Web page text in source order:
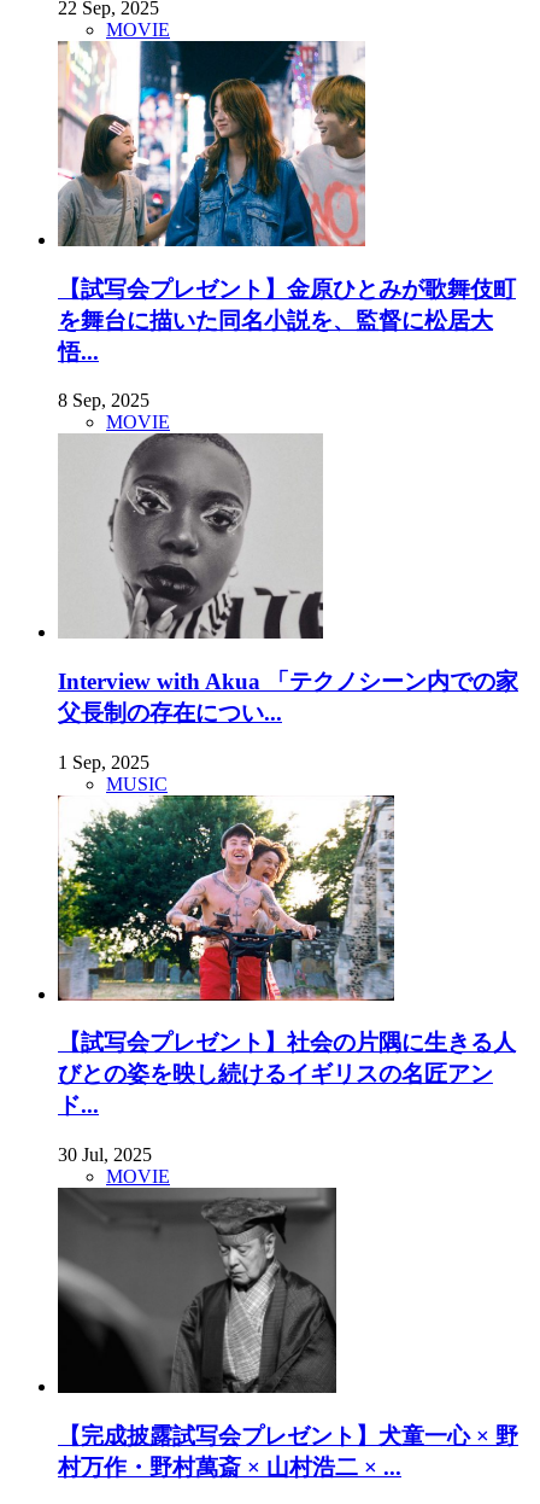
22 Sep, 2025
MOVIE
【試写会プレゼント】金原ひとみが歌舞伎町
を舞台に描いた同名小説を、監督に松居大
悟...
8 Sep, 2025
MOVIE
Interview with Akua 「テクノシーン内での家
父長制の存在につい...
1 Sep, 2025
MUSIC
【試写会プレゼント】社会の片隅に生きる人
びとの姿を映し続けるイギリスの名匠アン
ド...
30 Jul, 2025
MOVIE
【完成披露試写会プレゼント】犬童一心 × 野
村万作・野村萬斎 × 山村浩二 × ...